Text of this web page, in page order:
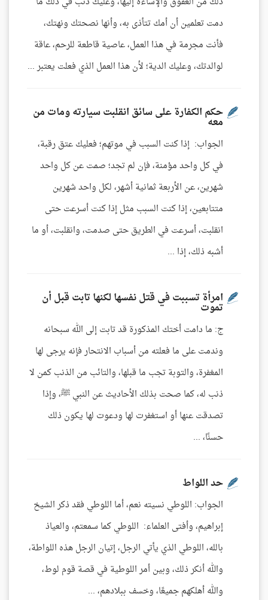
دمت تعلمين أن أمك تتأذى به، وأنها نصحتك ونهتك،
فأنت مجرمة في هذا العمل، عاصية قاطعة للرحم، عاقة
لوالدتك، وعليك الدية؛ لأن هذا العمل الذي فعلت يعتبر ...
حكم الكفارة على سائق انقلبت سيارته ومات من
معه
الجواب: إذا كنت السبب في موتهم؛ فعليك عتق رقبة،
في كل واحد مؤمنة، فإن لم تجد؛ صمت عن كل واحد
شهرين، عن الأربعة ثمانية أشهر، لكل واحد شهرين
متتابعين، إذا كنت السبب مثل إذا كنت أسرعت حتى
انقلبت، أسرعت في الطريق حتى صدمت، وانقلبت، أو ما
أشبه ذلك، إذا ...
امرأة تسببت في قتل نفسها لكنها تابت قبل أن
تموت
ج: ما دامت أختك المذكورة قد تابت إلى الله سبحانه
وندمت على ما فعلته من أسباب الانتحار فإنه يرجى لها
المغفرة، والتوبة تجب ما قبلها، والتائب من الذنب كمن لا
ذنب له، كما صحت بذلك الأحاديث عن النبي ﷺ، وإذا
تصدقت عنها أو استغفرت لها ودعوت لها يكون ذلك
حسنًا، ...
حد اللواط
الجواب: اللوطي نسيته نعم، أما اللوطي فقد ذكر الشيخ
إبراهيم، وأفتى العلماء: اللوطي كما سمعتم، والعياذ
بالله، اللوطي الذي يأتي الرجل، إتيان الرجل هذه اللواطة،
والله أنكر ذلك، وبين أمر اللوطية في قصة قوم لوط،
والله أهلكهم جميعًا، وخسف ببلادهم، ...